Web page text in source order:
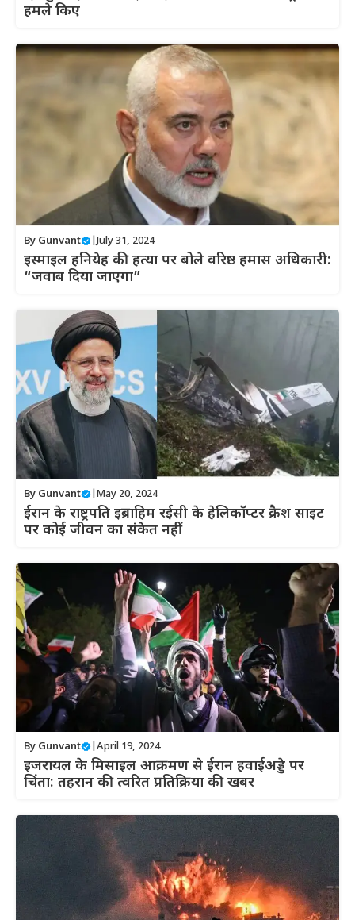
हमले किए
By Gunvant July 31, 2024
इस्माइल हनियेह की हत्या पर बोले वरिष्ठ हमास अधिकारी:
“जवाब दिया जाएगा”
By Gunvant May 20, 2024
ईरान के राष्ट्रपति इब्राहिम रईसी के हेलिकॉप्टर क्रैश साइट
पर कोई जीवन का संकेत नहीं
By Gunvant April 19, 2024
इजरायल के मिसाइल आक्रमण से ईरान हवाईअड्डे पर
चिंता: तहरान की त्वरित प्रतिक्रिया की खबर